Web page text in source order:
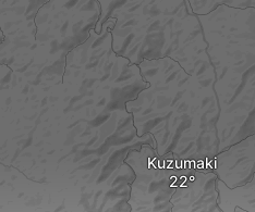
Kuzumaki